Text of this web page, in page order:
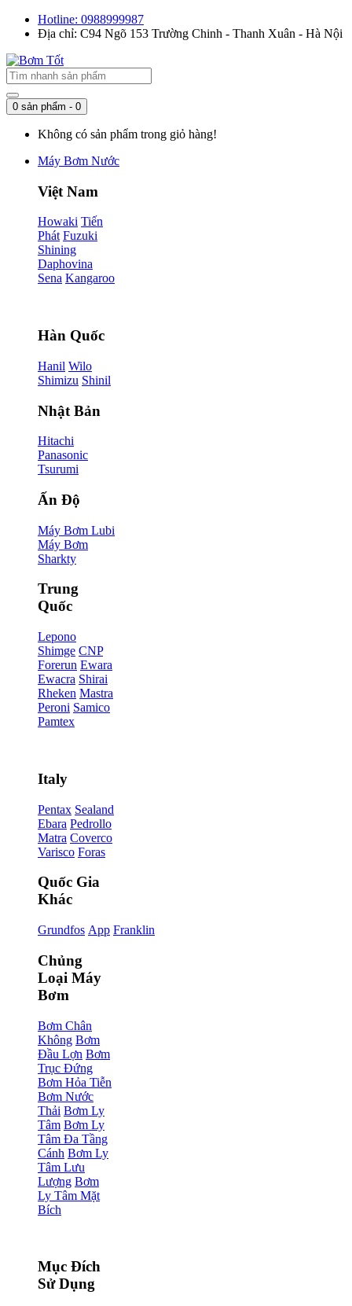
Hotline: 0988999987
Địa chỉ: C94 Ngõ 153 Trường Chinh - Thanh Xuân - Hà Nội
0 sản phẩm - 0
Không có sản phẩm trong giỏ hàng!
Máy Bơm Nước
Việt Nam
Howaki Tiến
Phát Fuzuki
Shining
Daphovina
Sena Kangaroo
Hàn Quốc
Hanil Wilo
Shimizu Shinil
Nhật Bản
Hitachi
Panasonic
Tsurumi
Ấn Độ
Máy Bơm Lubi
Máy Bơm
Sharkty
Trung
Quốc
Lepono
Shimge CNP
Forerun Ewara
Ewacra Shirai
Rheken Mastra
Peroni Samico
Pamtex
Italy
Pentax Sealand
Ebara Pedrollo
Matra Coverco
Varisco Foras
Quốc Gia
Khác
Grundfos App Franklin
Chủng
Loại Máy
Bơm
Bơm Chân
Không Bơm
Đầu Lợn Bơm
Trục Đứng
Bơm Hỏa Tiễn
Bơm Nước
Thải Bơm Ly
Tâm Bơm Ly
Tâm Đa Tầng
Cánh Bơm Ly
Tâm Lưu
Lượng Bơm
Ly Tâm Mặt
Bích
Mục Đích
Sử Dụng